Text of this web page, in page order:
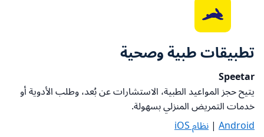
تطبيقات طبية وصحية
Speetar
يتيح حجز المواعيد الطبية، الاستشارات عن بُعد، وطلب الأدوية أو
خدمات التمريض المنزلي بسهولة.
Android
| نظام iOS